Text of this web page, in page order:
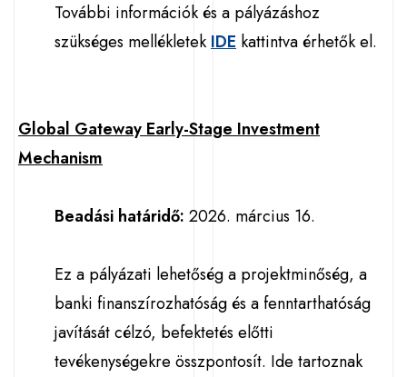
További információk és a pályázáshoz
szükséges mellékletek IDE kattintva érhetők el.
Global Gateway Early-Stage Investment
Mechanism
Beadási határidő: 2026. március 16.
Ez a pályázati lehetőség a projektminőség, a
banki finanszírozhatóság és a fenntarthatóság
javítását célzó, befektetés előtti
tevékenységekre összpontosít. Ide tartoznak